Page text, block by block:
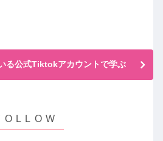
る公式Tiktokアカウントで学ぶ